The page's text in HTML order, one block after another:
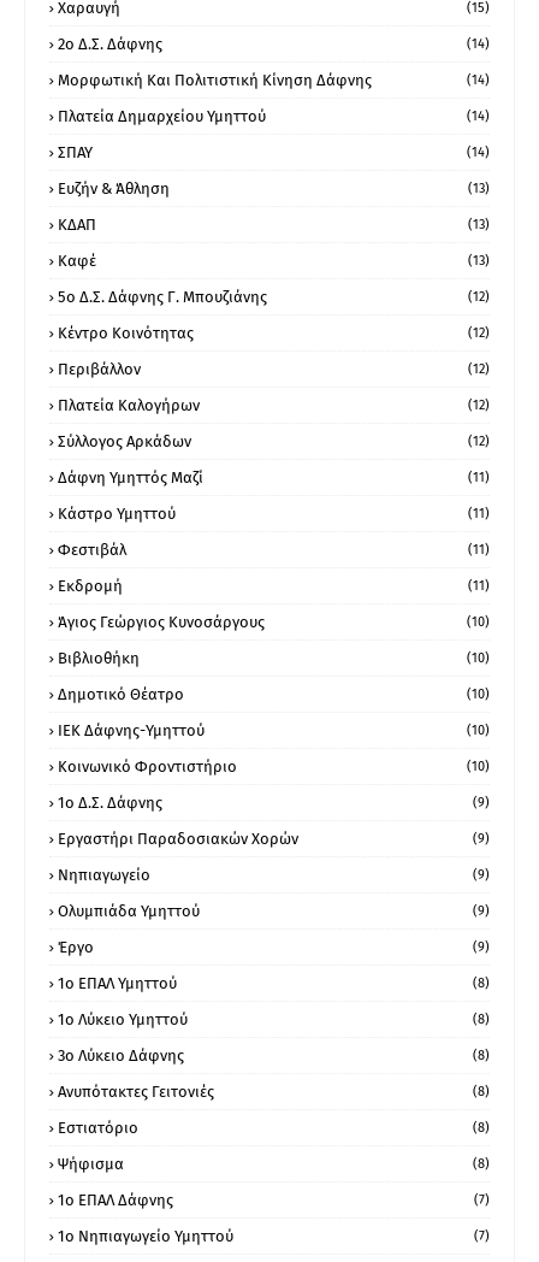
Χαραυγή (15)
2ο Δ.Σ. Δάφνης (14)
Μορφωτική Και Πολιτιστική Κίνηση Δάφνης (14)
Πλατεία Δημαρχείου Υμηττού (14)
ΣΠΑΥ (14)
Ευζήν & Άθληση (13)
ΚΔΑΠ (13)
Καφέ (13)
5ο Δ.Σ. Δάφνης Γ. Μπουζιάνης (12)
Κέντρο Κοινότητας (12)
Περιβάλλον (12)
Πλατεία Καλογήρων (12)
Σύλλογος Αρκάδων (12)
Δάφνη Υμηττός Μαζί (11)
Κάστρο Υμηττού (11)
Φεστιβάλ (11)
Εκδρομή (11)
Άγιος Γεώργιος Κυνοσάργους (10)
Βιβλιοθήκη (10)
Δημοτικό Θέατρο (10)
ΙΕΚ Δάφνης-Υμηττού (10)
Κοινωνικό Φροντιστήριο (10)
1ο Δ.Σ. Δάφνης (9)
Εργαστήρι Παραδοσιακών Χορών (9)
Νηπιαγωγείο (9)
Ολυμπιάδα Υμηττού (9)
Έργο (9)
1o ΕΠΑΛ Υμηττού (8)
1ο Λύκειο Υμηττού (8)
3ο Λύκειο Δάφνης (8)
Ανυπότακτες Γειτονιές (8)
Εστιατόριο (8)
Ψήφισμα (8)
1ο ΕΠΑΛ Δάφνης (7)
1ο Νηπιαγωγείο Υμηττού (7)